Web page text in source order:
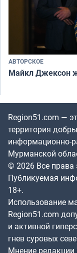
АВТОРСКОЕ
Майкл Джексон
Region51.com —
территория
информационно-
Мурманской
© 2026 Все
Публикуемая
18+.
Использование
Region51.com
и активной
гнев суровых
Мнение редакции